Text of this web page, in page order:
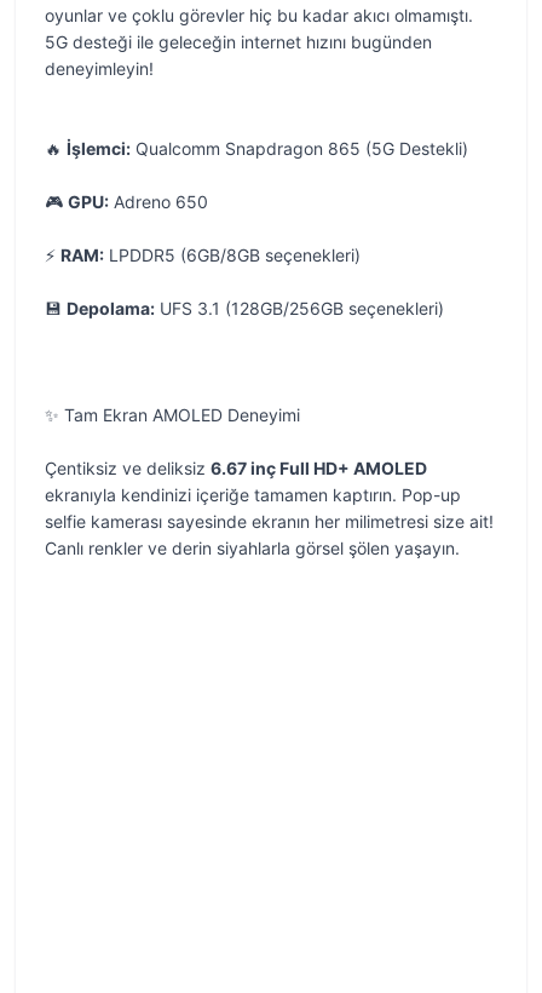
oyunlar ve çoklu görevler hiç bu kadar akıcı olmamıştı.
5G desteği ile geleceğin internet hızını bugünden
deneyimleyin!
🔥 İşlemci: Qualcomm Snapdragon 865 (5G Destekli)
🎮 GPU: Adreno 650
⚡ RAM: LPDDR5 (6GB/8GB seçenekleri)
💾 Depolama: UFS 3.1 (128GB/256GB seçenekleri)
✨ Tam Ekran AMOLED Deneyimi
Çentiksiz ve deliksiz 6.67 inç Full HD+ AMOLED
ekranıyla kendinizi içeriğe tamamen kaptırın. Pop-up
selfie kamerası sayesinde ekranın her milimetresi size ait!
Canlı renkler ve derin siyahlarla görsel şölen yaşayın.